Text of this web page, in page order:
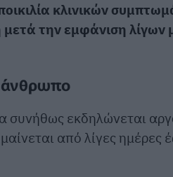
κλινικών
την εμφάνιση
εκδηλώνεται
από λίγες ημέρες